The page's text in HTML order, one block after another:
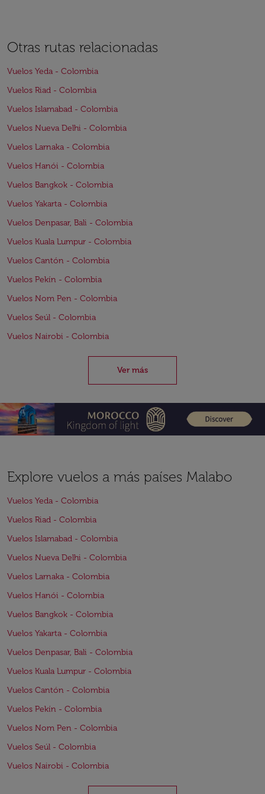
Otras rutas relacionadas
Vuelos Yeda - Colombia
Vuelos Riad - Colombia
Vuelos Islamabad - Colombia
Vuelos Nueva Delhi - Colombia
Vuelos Larnaka - Colombia
Vuelos Hanói - Colombia
Vuelos Bangkok - Colombia
Vuelos Yakarta - Colombia
Vuelos Denpasar, Bali - Colombia
Vuelos Kuala Lumpur - Colombia
Vuelos Cantón - Colombia
Vuelos Pekín - Colombia
Vuelos Nom Pen - Colombia
Vuelos Seúl - Colombia
Vuelos Nairobi - Colombia
Ver más
Explore vuelos a más países Malabo
Vuelos Yeda - Colombia
Vuelos Riad - Colombia
Vuelos Islamabad - Colombia
Vuelos Nueva Delhi - Colombia
Vuelos Larnaka - Colombia
Vuelos Hanói - Colombia
Vuelos Bangkok - Colombia
Vuelos Yakarta - Colombia
Vuelos Denpasar, Bali - Colombia
Vuelos Kuala Lumpur - Colombia
Vuelos Cantón - Colombia
Vuelos Pekín - Colombia
Vuelos Nom Pen - Colombia
Vuelos Seúl - Colombia
Vuelos Nairobi - Colombia